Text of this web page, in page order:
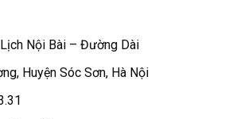
Nội Bài – Đường Dài
Huyện Sóc Sơn, Hà Nội